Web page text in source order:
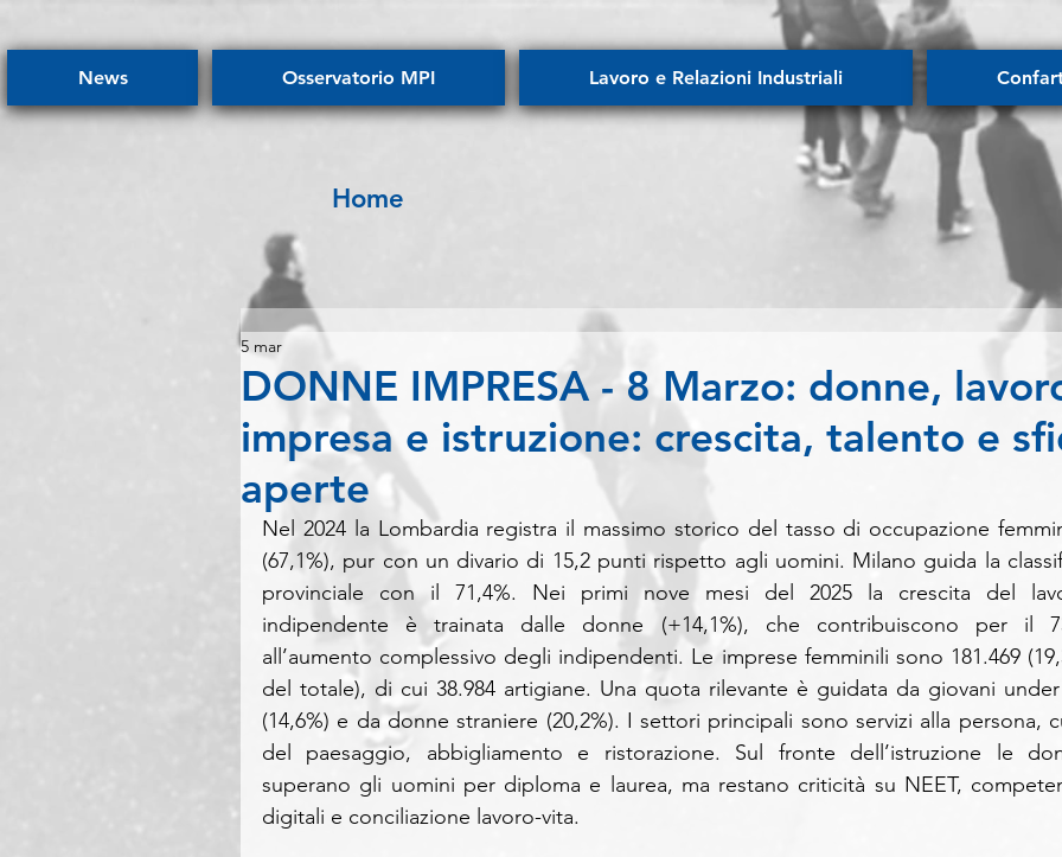
News Osservatorio MPI Lavoro e Relazioni Industriali
Home
DONNE IMPRESA - 8 Marzo: donne,
impresa e istruzione: crescita, talento e
aperte
5 mar
Nel 2024 la Lombardia registra il massimo storico del tasso di occupazione
(67,1%), pur con un divario di 15,2 punti rispetto agli uomini. Milano guida la
provinciale con il 71,4%. Nei primi nove mesi del 2025 la crescita del
indipendente è trainata dalle donne (+14,1%), che contribuiscono per il
all’aumento complessivo degli indipendenti. Le imprese femminili sono 181.469
del totale), di cui 38.984 artigiane. Una quota rilevante è guidata da giovani
(14,6%) e da donne straniere (20,2%). I settori principali sono servizi alla persona,
del paesaggio, abbigliamento e ristorazione. Sul fronte dell’istruzione le
superano gli uomini per diploma e laurea, ma restano criticità su NEET,
digitali e conciliazione lavoro-vita.